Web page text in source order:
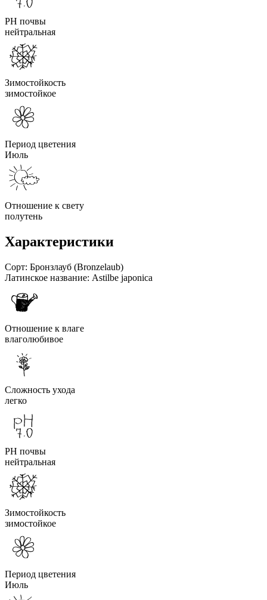
PH почвы
нейтральная
Зимостойкость
зимостойкое
Период цветения
Июль
Отношение к свету
полутень
Характеристики
Сорт: Бронзлауб (Bronzelaub)
Латинское название: Astilbe japonica
Отношение к влаге
влаголюбивое
Сложность ухода
легко
PH почвы
нейтральная
Зимостойкость
зимостойкое
Период цветения
Июль